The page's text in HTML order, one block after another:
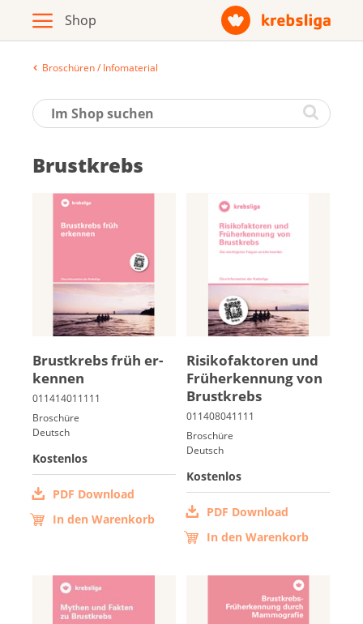
Broschüren / Infomaterial
Zur Krebsliga-Webseite
Deutsch
Français
Italiano
Broschüren / Infomaterial
Brustkrebs
Brust­krebs früh er­
ken­nen
Broschüre
Deutsch
Kostenlos
PDF Download
In den Warenkorb
Ri­si­ko­fak­to­ren und
Früh­er­ken­nung von
Brust­krebs
Broschüre
Deutsch
Kostenlos
PDF Download
In den Warenkorb